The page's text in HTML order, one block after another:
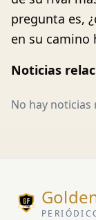
pregunta es,
en su camino
Noticias
No hay noticias